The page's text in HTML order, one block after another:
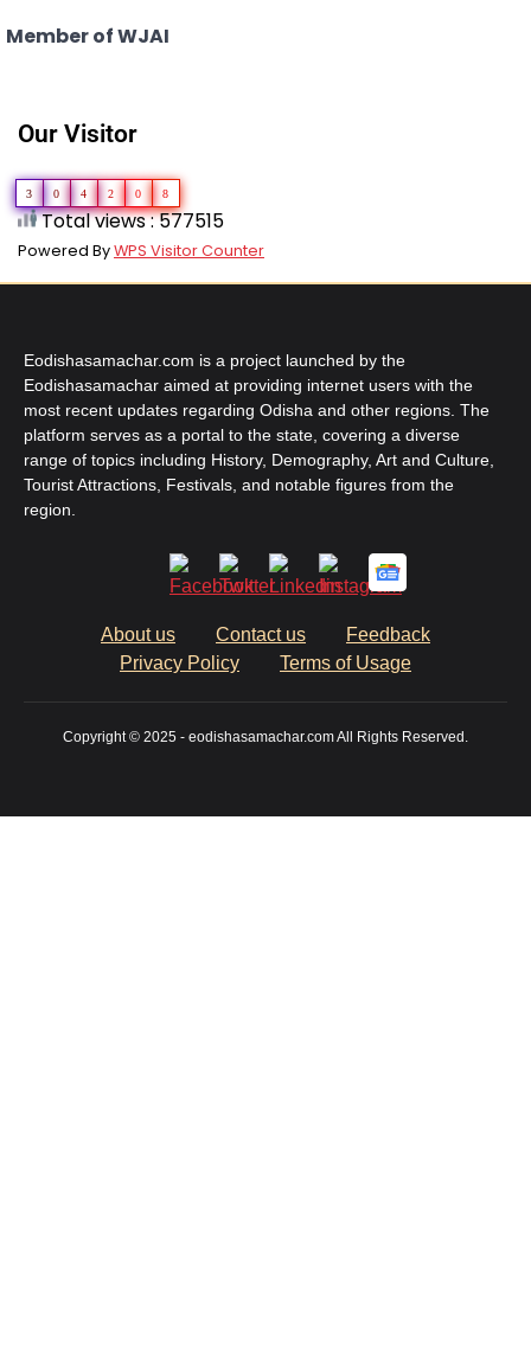
Member of WJAI
Our Visitor
3 0 4 2 0 8
Total views : 577515
Powered ByWPS Visitor Counter
Eodishasamachar.com is a project launched by the
Eodishasamachar aimed at providing internet users with the
most recent updates regarding Odisha and other regions. The
platform serves as a portal to the state, covering a diverse
range of topics including History, Demography, Art and Culture,
Tourist Attractions, Festivals, and notable figures from the
region.
About us Contact us
Feedback
Privacy Policy
Terms of Usage
Copyright © 2025 - eodishasamachar.com All Rights Reserved.